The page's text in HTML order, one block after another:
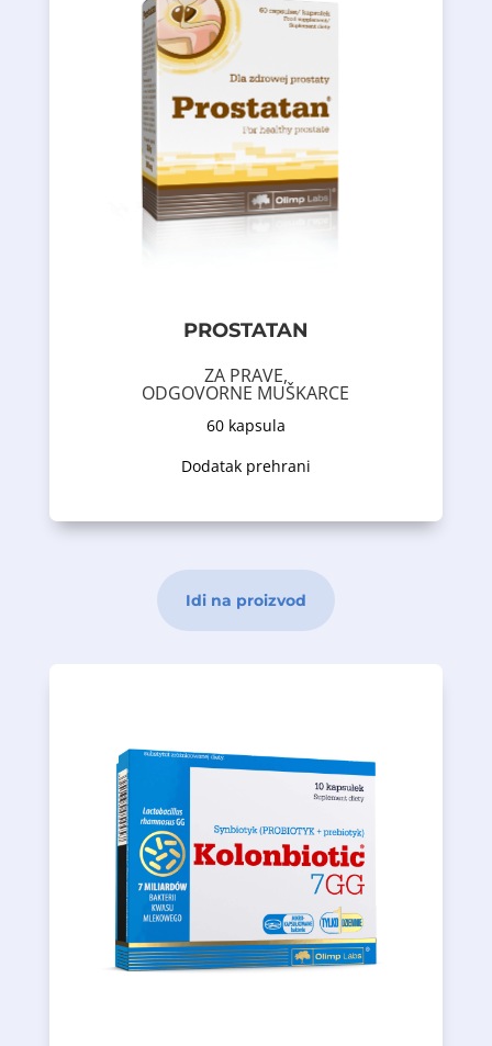
PROSTATAN
ZA PRAVE,
ODGOVORNE MUŠKARCE
60 kapsula
Dodatak prehrani
Prostatan je dodatak prehrani koji
sadrži sastav biljnih ekstrakata
bundeve i kopriva) obogaćen
- testerasta palma - učestvuje u
održavanju pravilnih funkcija
urinarnog trakta kod muškaraca;
- sjemenke bundeve i kopriva -
doprinose održavanju normalnih
funkcija prostate;
- cink - pomaže u održavanju
odgovarajućeg nivoa testosterona u
Idi na proizvod
tako i kod djece. Probiotičke bakterije
sadržane u KOLONBIOTIC 7 GG
zaštićene su metodom
mikrokapsuliranja. Fruktooligosaharidi,
dobijeni enzimskom hidrolizom inulina
cikorije izvor su energije za probiotske
bakterije.